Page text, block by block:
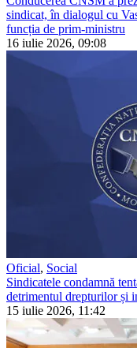
sindicat, în dialogul cu
funcția de prim-ministru
16 iulie 2026, 09:08
Oficial, Social
Sindicatele condamnă
detrimentul drepturilor și
15 iulie 2026, 11:42